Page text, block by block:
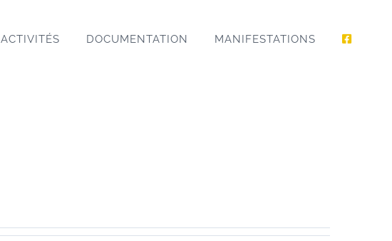
ACTIVITÉS DOCUMENTATION MANIFESTATIONS